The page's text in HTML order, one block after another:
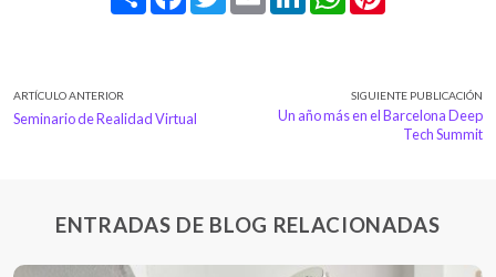
ARTÍCULO ANTERIOR
Seminario de Realidad Virtual
SIGUIENTE PUBLICACIÓN
Un año más en el Barcelona Deep
Tech Summit
ENTRADAS DE BLOG RELACIONADAS